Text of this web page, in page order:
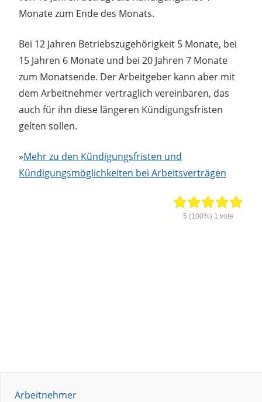
Monate zum Ende des Monats.
Bei 12 Jahren Betriebszugehörigkeit 5 Monate, bei
15 Jahren 6 Monate und bei 20 Jahren 7 Monate
zum Monatsende. Der Arbeitgeber kann aber mit
dem Arbeitnehmer vertraglich vereinbaren, das
auch für ihn diese längeren Kündigungsfristen
gelten sollen.
»Mehr zu den Kündigungsfristen und
Kündigungsmöglichkeiten bei Arbeitsverträgen
5 (100%) 1 vote
Arbeitnehmer